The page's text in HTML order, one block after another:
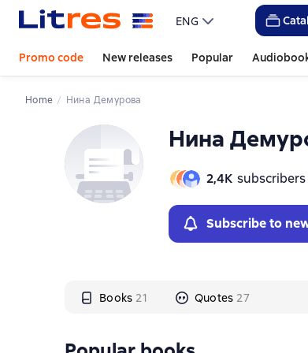
ENG
Promo code New releases Popular
Home Нина Демурова
Нина
2,4К subscribers
Subscribe to
Books 21 Quotes 27
Слайдер с книгами
Слайдер с книгами